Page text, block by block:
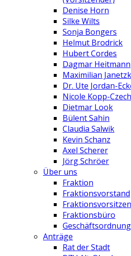
Denise Horn
Silke Wilts
Sonja Bongers
Helmut Brodrick
Hubert Cordes
Dagmar Heitmann
Maximilian
Dr. Ute Jordan-
Nicole Kopp-Czech
Dietmar Look
Bülent Sahin
Claudia Salwik
Kevin Schanz
Axel Scherer
Jörg Schröer
Über uns
Fraktion
Fraktionsvorstand
Fraktionsbüro
Geschäftsordnung
Anträge
Rat der Stadt